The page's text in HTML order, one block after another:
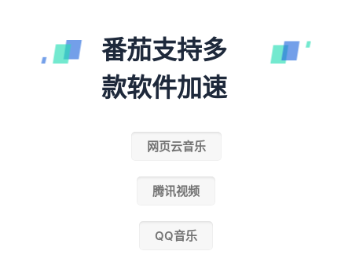
番茄支持多
款软件加速
网页云音乐
腾讯视频
QQ音乐